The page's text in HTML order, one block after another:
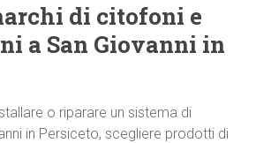
di citofoni e
a San Giovanni in
o riparare un sistema di
in Persiceto, scegliere prodotti di